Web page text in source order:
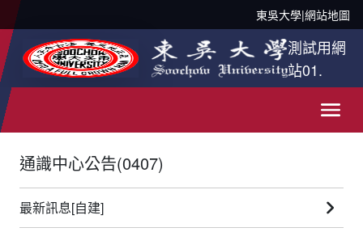
東吳大學|網站地圖
測試用網
站01.
通識中心公告(0407)
最新訊息[自建]